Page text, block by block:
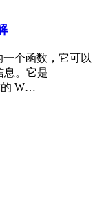
一个函数，它可以
息。它是
的 W…